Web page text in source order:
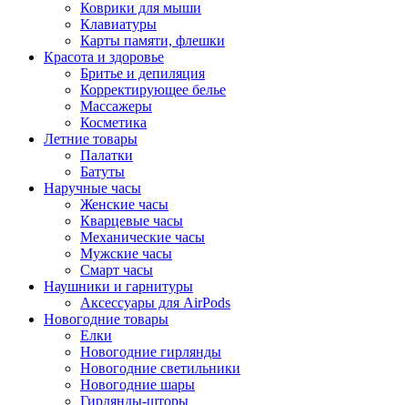
Коврики для мыши
Клавиатуры
Карты памяти, флешки
Красота и здоровье
Бритье и депиляция
Корректирующее белье
Массажеры
Косметика
Летние товары
Палатки
Батуты
Наручные часы
Женские часы
Кварцевые часы
Механические часы
Мужские часы
Смарт часы
Наушники и гарнитуры
Аксессуары для AirPods
Новогодние товары
Елки
Новогодние гирлянды
Новогодние светильники
Новогодние шары
Гирлянды-шторы